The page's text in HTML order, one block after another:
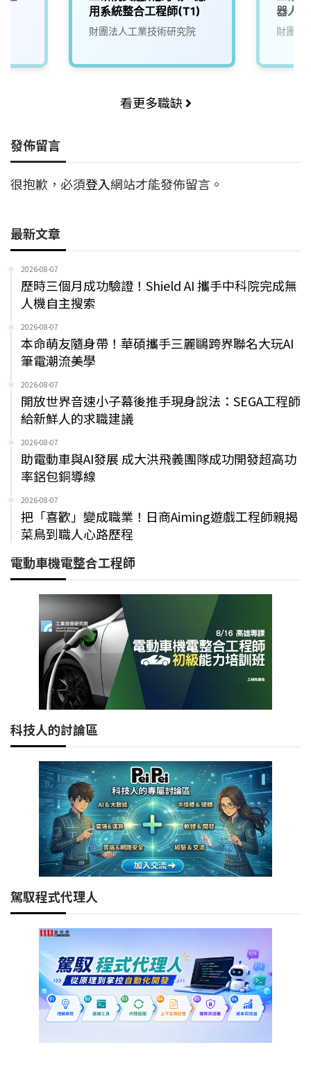
用系統整合工程師(T1)
財團法人工業技術研究院
器人
財團法
看更多職缺
發佈留言
很抱歉，必須登入網站才能發佈留言。
最新文章
2026-08-07
歷時三個月成功驗證！Shield AI 攜手中科院完成無
人機自主搜索
2026-08-07
本命萌友隨身帶！華碩攜手三麗鷗跨界聯名大玩AI
筆電潮流美學
2026-08-07
開放世界音速小子幕後推手現身說法：SEGA工程師
給新鮮人的求職建議
2026-08-07
助電動車與AI發展 成大洪飛義團隊成功開發超高功
率鋁包銅導線
2026-08-07
把「喜歡」變成職業！日商Aiming遊戲工程師親揭
菜鳥到職人心路歷程
電動車機電整合工程師
科技人的討論區
駕馭程式代理人